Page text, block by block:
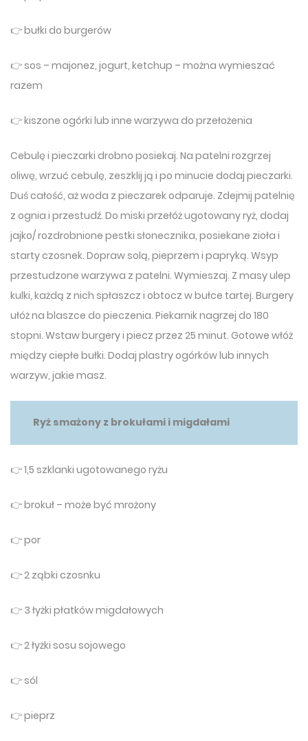
👉 bułki do burgerów
👉 sos – majonez, jogurt, ketchup – można wymieszać
razem
👉 kiszone ogórki lub inne warzywa do przełożenia
Cebulę i pieczarki drobno posiekaj. Na patelni rozgrzej
oliwę, wrzuć cebulę, zeszklij ją i po minucie dodaj pieczarki.
Duś całość, aż woda z pieczarek odparuje. Zdejmij patelnię
z ognia i przestudź. Do miski przełóż ugotowany ryż, dodaj
jajko/ rozdrobnione pestki słonecznika, posiekane zioła i
starty czosnek. Dopraw solą, pieprzem i papryką. Wsyp
przestudzone warzywa z patelni. Wymieszaj. Z masy ulep
kulki, każdą z nich spłaszcz i obtocz w bułce tartej. Burgery
ułóż na blaszce do pieczenia. Piekarnik nagrzej do 180
stopni. Wstaw burgery i piecz przez 25 minut. Gotowe włóż
między ciepłe bułki. Dodaj plastry ogórków lub innych
warzyw, jakie masz.
Ryż smażony z brokułami i migdałami
👉 1,5 szklanki ugotowanego ryżu
👉 brokuł – może być mrożony
👉 por
👉 2 ząbki czosnku
👉 3 łyżki płatków migdałowych
👉 2 łyżki sosu sojowego
👉 sól
👉 pieprz